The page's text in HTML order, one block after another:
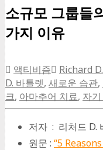
소규모 그룹들
가지 이유
액티비즘 Richard
D. 바틀렛, 새로운 습관,
크, 아마추어 치료, 자
저자 : 리처드 D.
원문 : “5